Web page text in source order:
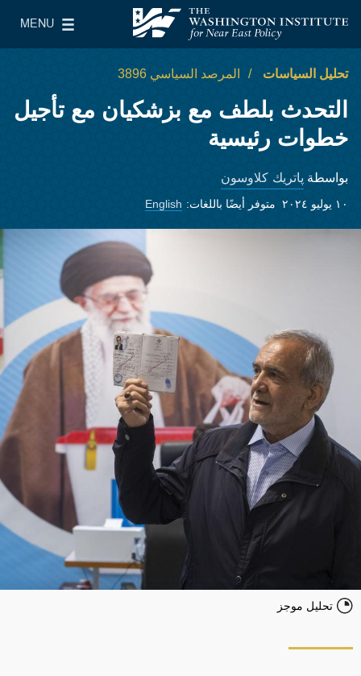
معهد واشنطن لسياسات الشرق الأدنى
MENU
Main Menu
تحليل السياسات المرصد السياسي 3896
التحدث بلطف مع بزشكيان مع تأجيل
خطوات رئيسية
بواسطة پاتريك كلاوسون
١٠ يوليو ٢٠٢٤ متوفر أيضًا باللغات: English
تحليل موجز